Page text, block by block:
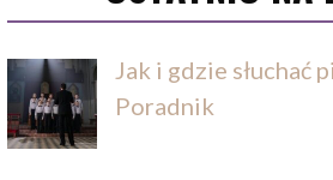
Jak i gdzie słuchać
Poradnik